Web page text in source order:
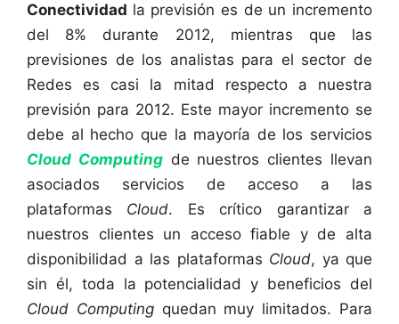
Conectividad la previsión es de un incremento
del 8% durante 2012, mientras que las
previsiones de los analistas para el sector de
Redes es casi la mitad respecto a nuestra
previsión para 2012. Este mayor incremento se
debe al hecho que la mayoría de los servicios
Cloud Computingde nuestros clientes llevan
asociados servicios de acceso a las
plataformas Cloud. Es crítico garantizar a
nuestros clientes un acceso fiable y de alta
disponibilidad a las plataformas Cloud, ya que
sin él, toda la potencialidad y beneficios del
Cloud Computingquedan muy limitados. Para